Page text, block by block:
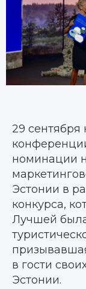
29 сентября
номинации
Эстонии в
конкурса,
Лучшей
в гости
Эстонии.